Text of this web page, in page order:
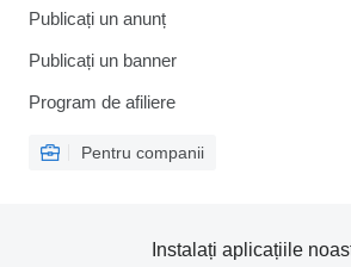
Publicați un anunț
Publicați un banner
Program de afiliere
Pentru companii
Instalați aplicațiile